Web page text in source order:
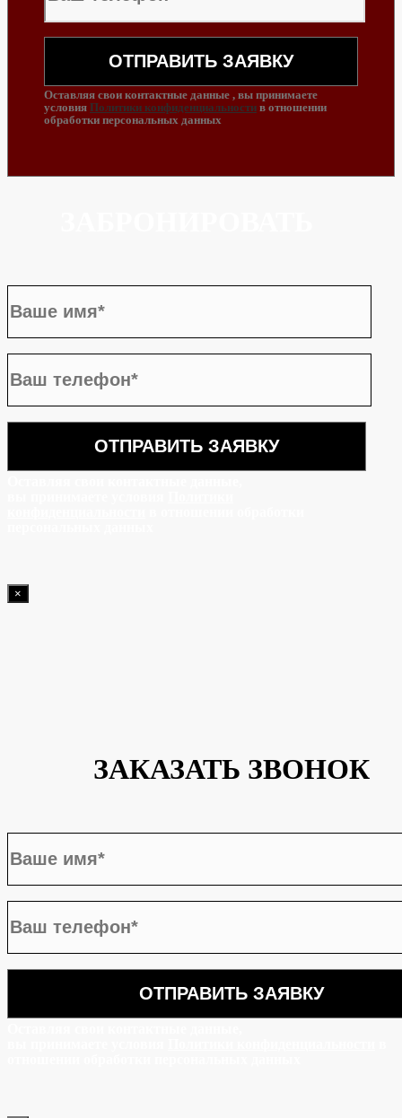
Оставляя свои контактные данные , вы принимаете
условия Политики конфиденциальности в отношении
обработки персональных данных
×
ЗАКАЗАТЬ ЗВОНОК